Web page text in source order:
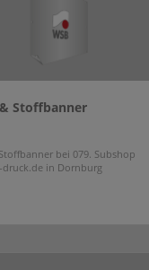
Stoffbanner
bei 079. Subshop
in Dornburg